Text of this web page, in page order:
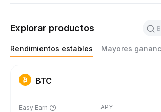
Explorar productos
Rendimientos estables Mayores
BTC
Easy Earn
APY